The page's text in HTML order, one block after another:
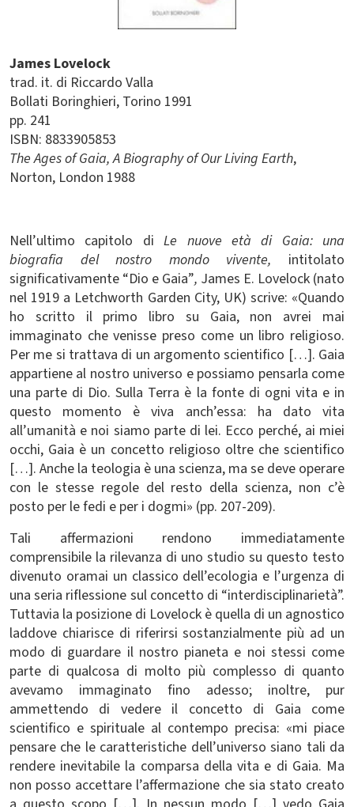
James Lovelock
trad. it. di Riccardo Valla
Bollati Boringhieri Torino 1991
pp. 241
ISBN: 8833905853
The Ages of Gaia, A Biography of Our Living Earth,
Norton, London 1988
Nell’ultimo capitolo diLe nuove età di Gaia: una
biografia del nostro mondo vivente, intitolato
significativamente “Dio e Gaia”, James E. Lovelock (nato
nel 1919 a Letchworth Garden City, UK) scrive: «Quando
ho scritto il primo libro su Gaia, non avrei mai
immaginato che venisse preso come un libro religioso.
Per me si trattava di un argomento scientifico […]. Gaia
appartiene al nostro universo e possiamo pensarla come
una parte di Dio. Sulla Terra è la fonte di ogni vita e in
questo momento è viva anch’essa: ha dato vita
all’umanità e noi siamo parte di lei. Ecco perché, ai miei
occhi, Gaia è un concetto religioso oltre che scientifico
[…]. Anche la teologia è una scienza, ma se deve operare
con le stesse regole del resto della scienza, non c’è
posto per le fedi e per i dogmi» (pp. 207-209).
Tali affermazioni rendono immediatamente
comprensibile la rilevanza di uno studio su questo testo
divenuto oramai un classico dell’ecologia e l’urgenza di
una seria riflessione sul concetto di “interdisciplinarietà”.
Tuttavia la posizione di Lovelock è quella di un agnostico
laddove chiarisce di riferirsi sostanzialmente più ad un
modo di guardare il nostro pianeta e noi stessi come
parte di qualcosa di molto più complesso di quanto
avevamo immaginato fino adesso; inoltre, pur
ammettendo di vedere il concetto di Gaia come
scientifico e spirituale al contempo precisa: «mi piace
pensare che le caratteristiche dell’universo siano tali da
rendere inevitabile la comparsa della vita e di Gaia. Ma
non posso accettare l’affermazione che sia stato creato